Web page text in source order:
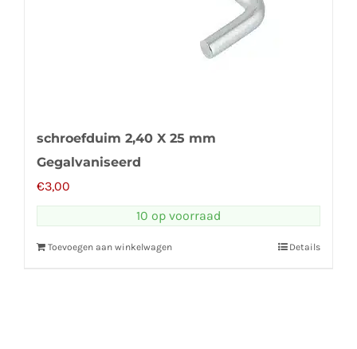
schroefduim 2,40 X 25 mm
Gegalvaniseerd
€3,00
10 op voorraad
Toevoegen aan winkelwagen Details